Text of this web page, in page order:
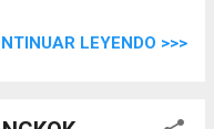
LEYENDO >>>